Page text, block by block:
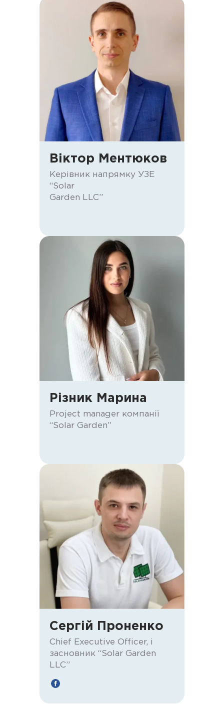
Віктор Ментюков
Керівник напрямку УЗЕ
“Solar
Garden LLC”
Різник Марина
Project manager компанії
“Solar Garden”
Сергій Проненко
Chief Executive Officer, і
засновник “Solar Garden
LLC”